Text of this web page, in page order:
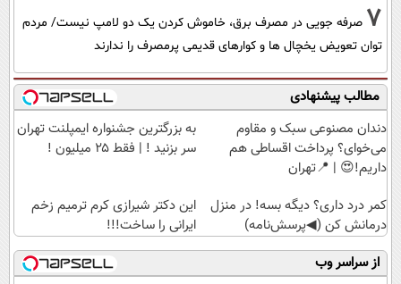
7 صرفه جویی در مصرف برق، خاموش کردن یک دو لامپ نیست/ مردم
توان تعویض یخچال ها و کوارهای قدیمی پرمصرف را ندارند
مطالب پیشنهادی
دندان مصنوعی سبک و مقاوم
می‌خوای؟ پرداخت اقساطی هم
داریم!😍 | 📍تهران
به بزرگترین جشنواره ایمپلنت تهران
سر بزنید ! | فقط ۲۵ میلیون !
کمر درد داری؟ دیگه بسه! در منزل
درمانش کن (◀پرسش‌نامه)
این دکتر شیرازی کرم ترمیم زخم
ایرانی را ساخت!!!
از سراسر وب